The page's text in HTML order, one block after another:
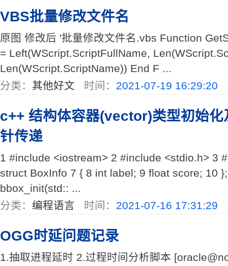
VBS批量修改文件名
原图 修改后 '批量修改文件名.vbs Function
= Left(WScript.ScriptFullName,
Len(WScript.ScriptName)) End F ...
分类： 其他好文 时间： 2021-07-19 16:29:20
c++ 结构体容器(vector)类型初始
针传递
1 #include <iostream> 2 #include <stdio.h> 3
struct BoxInfo 7 { 8 int label; 9 float score; 10
bbox_init(std:: ...
分类： 编程语言 时间： 2021-07-16 17:31:29
OGG时延问题记录
1.抽取进程延时 2.过程时间分析脚本